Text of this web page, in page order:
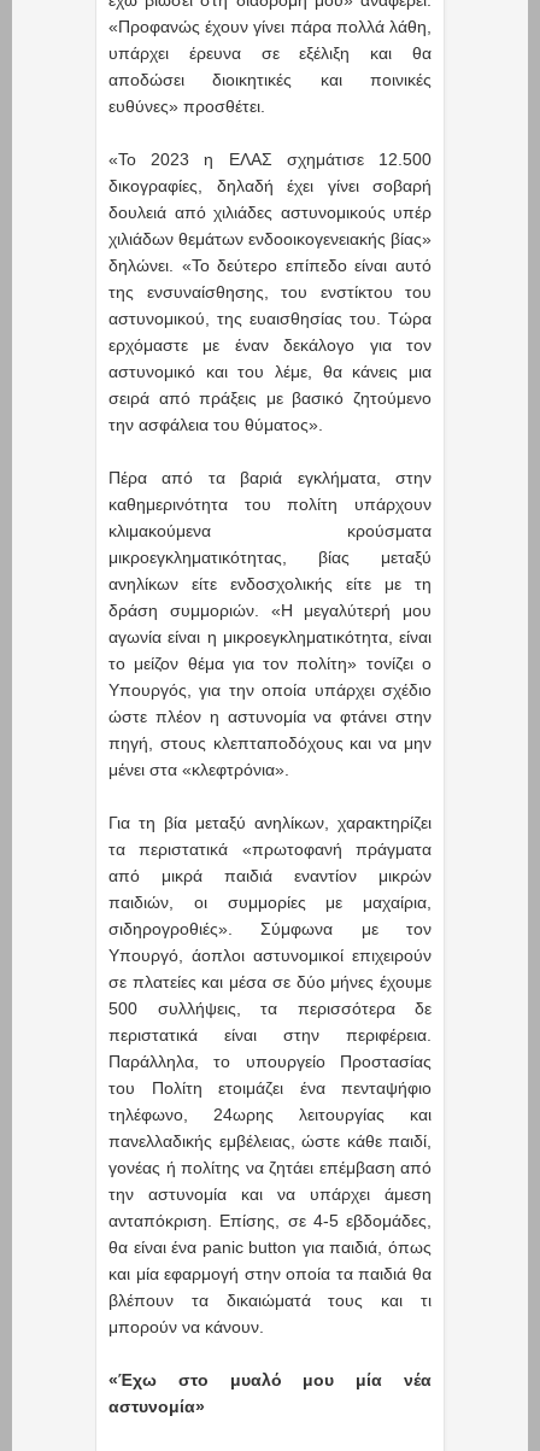
«Προφανώς έχουν γίνει πάρα πολλά λάθη,
υπάρχει έρευνα σε εξέλιξη και θα
αποδώσει διοικητικές και ποινικές
ευθύνες» προσθέτει.
«Το 2023 η ΕΛΑΣ σχημάτισε 12.500
δικογραφίες, δηλαδή έχει γίνει σοβαρή
δουλειά από χιλιάδες αστυνομικούς υπέρ
χιλιάδων θεμάτων ενδοοικογενειακής βίας»
δηλώνει. «Το δεύτερο επίπεδο είναι αυτό
της ενσυναίσθησης, του ενστίκτου του
αστυνομικού, της ευαισθησίας του. Τώρα
ερχόμαστε με έναν δεκάλογο για τον
αστυνομικό και του λέμε, θα κάνεις μια
σειρά από πράξεις με βασικό ζητούμενο
την ασφάλεια του θύματος».
Πέρα από τα βαριά εγκλήματα, στην
καθημερινότητα του πολίτη υπάρχουν
κλιμακούμενα κρούσματα
μικροεγκληματικότητας, βίας μεταξύ
ανηλίκων είτε ενδοσχολικής είτε με τη
δράση συμμοριών. «Η μεγαλύτερή μου
αγωνία είναι η μικροεγκληματικότητα, είναι
το μείζον θέμα για τον πολίτη» τονίζει ο
Υπουργός, για την οποία υπάρχει σχέδιο
ώστε πλέον η αστυνομία να φτάνει στην
πηγή, στους κλεπταποδόχους και να μην
μένει στα «κλεφτρόνια».
Για τη βία μεταξύ ανηλίκων, χαρακτηρίζει
τα περιστατικά «πρωτοφανή πράγματα
από μικρά παιδιά εναντίον μικρών
παιδιών, οι συμμορίες με μαχαίρια,
σιδηρογροθιές». Σύμφωνα με τον
Υπουργό, άοπλοι αστυνομικοί επιχειρούν
σε πλατείες και μέσα σε δύο μήνες έχουμε
500 συλλήψεις, τα περισσότερα δε
περιστατικά είναι στην περιφέρεια.
Παράλληλα, το υπουργείο Προστασίας
του Πολίτη ετοιμάζει ένα πενταψήφιο
τηλέφωνο, 24ωρης λειτουργίας και
πανελλαδικής εμβέλειας, ώστε κάθε παιδί,
γονέας ή πολίτης να ζητάει επέμβαση από
την αστυνομία και να υπάρχει άμεση
ανταπόκριση. Επίσης, σε 4-5 εβδομάδες,
θα είναι ένα panic button για παιδιά, όπως
και μία εφαρμογή στην οποία τα παιδιά θα
βλέπουν τα δικαιώματά τους και τι
μπορούν να κάνουν.
«Έχω στο μυαλό μου μία νέα
αστυνομία»